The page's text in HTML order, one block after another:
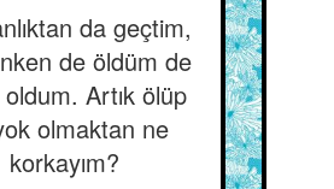
da geçtim,
de öldüm de
Artık ölüp
olmaktan ne
korkayım?